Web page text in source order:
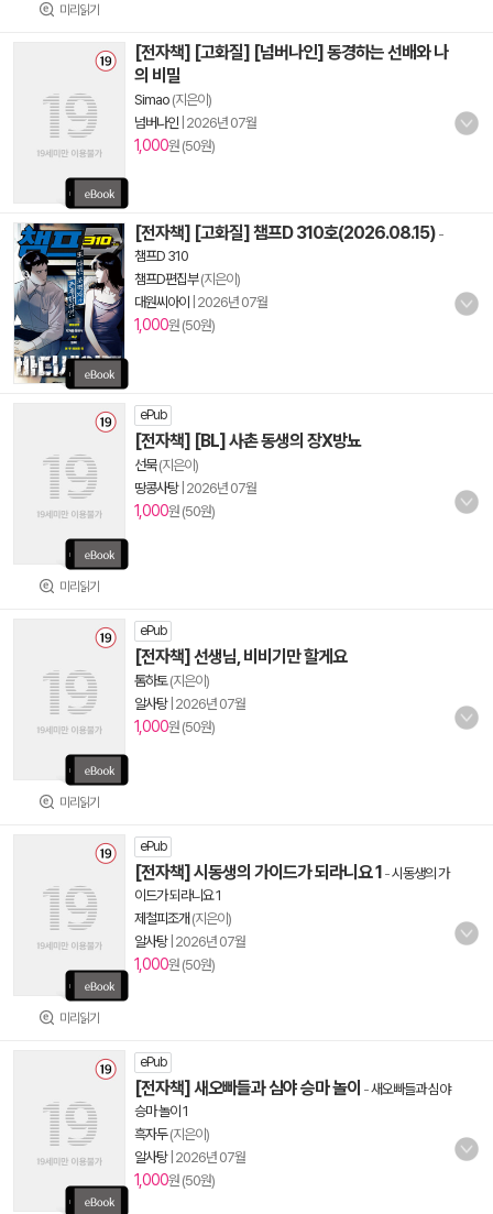
미리읽기
[전자책] [고화질] [넘버나인] 동경하는 선배와 나
의 비밀
Simao (지은이)
넘버나인 2026년 07월
1,000원 (50원)
[전자책] [고화질] 챔프D 310호(2026.08.15) -
챔프D 310
챔프D편집부(지은이)
대원씨아이
2026년 07월
1,000원 (50원)
미리읽기
ePub
[전자책] [BL] 사촌 동생의 장X방뇨
선묵(지은이)
땅콩사탕| 2026년 07월
1,000원 (50원)
미리읽기
ePub
[전자책] 선생님, 비비기만 할게요
톰하토(지은이)
알사탕| 2026년 07월
1,000원 (50원)
미리읽기
ePub
[전자책] 시동생의 가이드가 되라니요 1 -시동생의 가
이드가 되라니요 1
제철피조개 (지은이)
알사탕| 2026년 07월
1,000원 (50원)
ePub
[전자책] 새오빠들과 심야 승마 놀이 -새오빠들과 심야
승마 놀이 1
흑자두(지은이)
알사탕| 2026년 07월
1,000원 (50원)